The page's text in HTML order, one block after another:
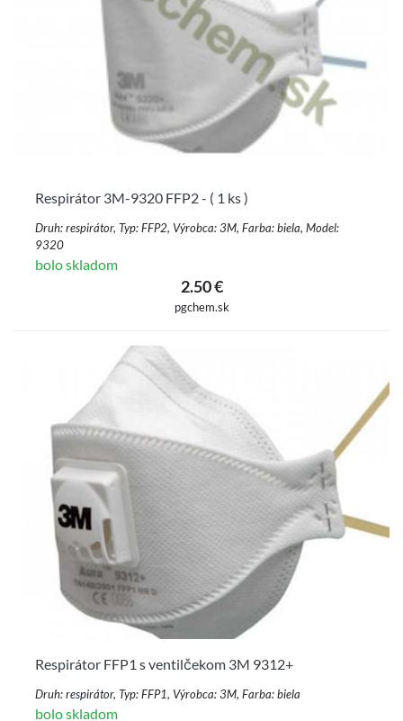
Respirátor 3M-9320 FFP2 - ( 1 ks )
Druh: respirátor, Typ: FFP2, Výrobca: 3M, Farba: biela, Model:
9320
bolo skladom
2.50 €
pgchem.sk
Respirátor FFP1 s ventilčekom 3M 9312+
Druh: respirátor, Typ: FFP1, Výrobca: 3M, Farba: biela
bolo skladom